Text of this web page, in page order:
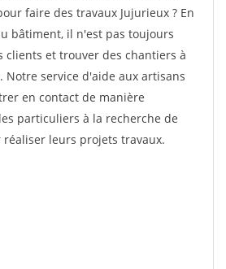
faire des travaux Jujurieux ? En
bâtiment, il n'est pas toujours
clients et trouver des chantiers à
service d'aide aux artisans
en contact de manière
particuliers à la recherche de
leurs projets travaux.